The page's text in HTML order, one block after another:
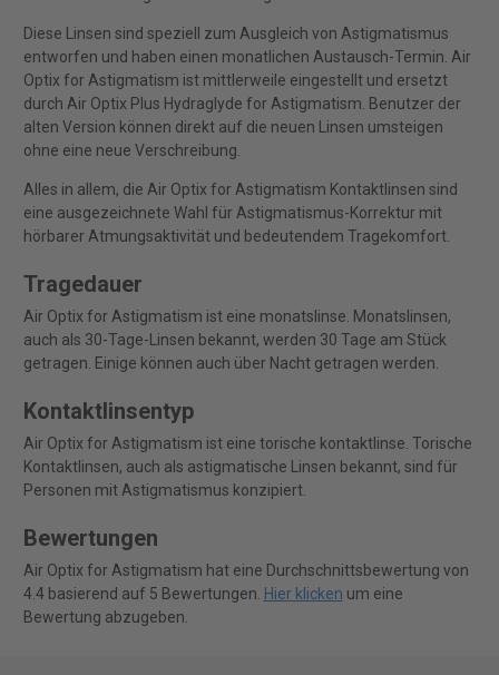
Diese Linsen sind speziell zum Ausgleich von Astigmatismus
entworfen und haben einen monatlichen Austausch-Termin. Air
Optix for Astigmatism ist mittlerweile eingestellt und ersetzt
durch Air Optix Plus Hydraglyde for Astigmatism. Benutzer der
alten Version können direkt auf die neuen Linsen umsteigen
ohne eine neue Verschreibung.
Alles in allem, die Air Optix for Astigmatism Kontaktlinsen sind
eine ausgezeichnete Wahl für Astigmatismus-Korrektur mit
hörbarer Atmungsaktivität und bedeutendem Tragekomfort.
Tragedauer
Air Optix for Astigmatism ist eine monatslinse. Monatslinsen,
auch als 30-Tage-Linsen bekannt, werden 30 Tage am Stück
getragen. Einige können auch über Nacht getragen werden.
Kontaktlinsentyp
Air Optix for Astigmatism ist eine torische kontaktlinse. Torische
Kontaktlinsen, auch als astigmatische Linsen bekannt, sind für
Personen mit Astigmatismus konzipiert.
Bewertungen
Air Optix for Astigmatism hat eine Durchschnittsbewertung von
4.4 basierend auf 5 Bewertungen. Hier klicken um eine
Bewertung abzugeben.